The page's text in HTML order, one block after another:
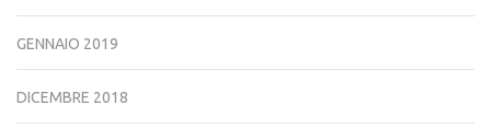
GENNAIO 2019
DICEMBRE 2018